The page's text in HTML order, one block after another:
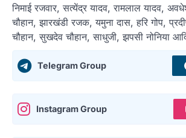
निमाई रजवार, सत्येंद्र यादव, रामलाल यादव,
चौहान, झारखंडी रजक, यमुना दास, हरि गोप,
चौहान, सुखदेव चौहान, साधुजी, झपसी नोनिया
Telegram Group
Instagram Group